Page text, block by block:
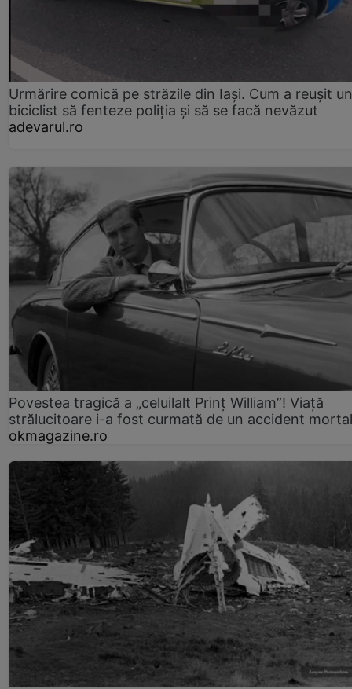
Urmărire comică pe străzile din Iași. Cum a reușit un
biciclist să fenteze poliția și să se facă nevăzut
adevarul.ro
Povestea tragică a „celuilalt Prinț William”! Viață
strălucitoare i-a fost curmată de un accident mortal
okmagazine.ro